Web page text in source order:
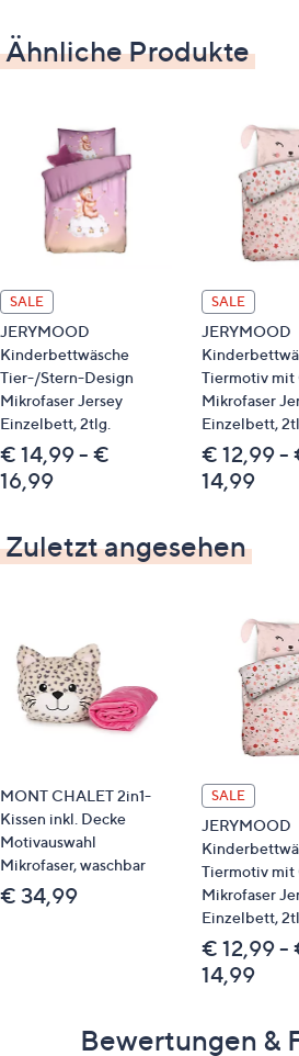
814350 Wendebettwäsche
Bitte beachten
Dieser Artikel ist nicht an einen
Packstation oder ins Ausland
MADE IN GREEN by
Qualitätshinweise
STANDARD 100 by
Ähnliche Produkte
SALE
JERYMOOD
Kinderbettwäsche
Tier-/Stern-Design
Mikrofaser Jersey
Einzelbett, 2tlg.
€ 14,99 - €
16,99
SALE
JERYMOOD
Tiermotiv mit
Mikrofaser
Einzelbett,
€ 12,99 -
14,99
Zuletzt angesehen
MONT CHALET 2in1-
Kissen inkl. Decke
Motivauswahl
Mikrofaser, waschbar
€ 34,99
SALE
JERYMOOD
Tiermotiv mit
Mikrofaser
Einzelbett,
€ 12,99 -
14,99
Bewertungen &